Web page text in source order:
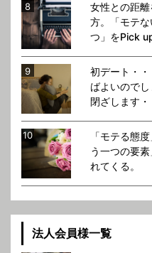
女性との距
方。「モテ
つ」をPick
初デート・
ばよいので
閉ざします・
「モテる態
う一つの要
れてくる。
法人会員様一覧